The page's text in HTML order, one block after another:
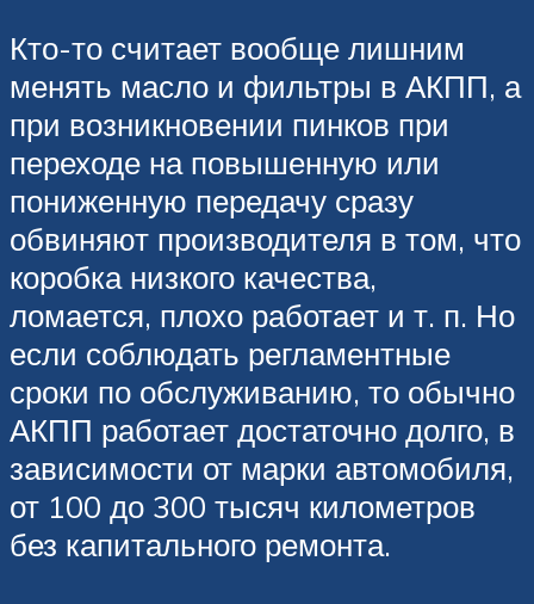
Кто-то считает вообще лишним
менять масло и фильтры в АКПП, а
при возникновении пинков при
переходе на повышенную или
пониженную передачу сразу
обвиняют производителя в том, что
коробка низкого качества,
ломается, плохо работает и т. п. Но
если соблюдать регламентные
сроки по обслуживанию, то обычно
АКПП работает достаточно долго, в
зависимости от марки автомобиля,
от 100 до 300 тысяч километров
без капитального ремонта.